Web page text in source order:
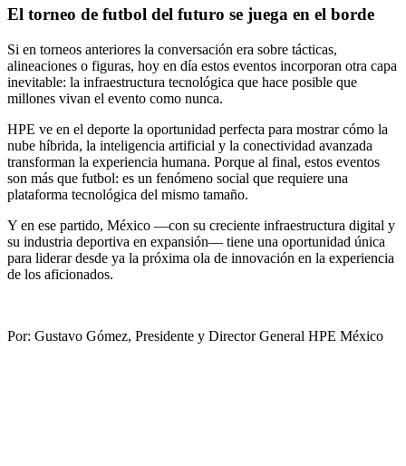
El torneo de futbol del futuro se juega en el borde
Si en torneos anteriores la conversación era sobre tácticas,
alineaciones o figuras, hoy en día estos eventos incorporan otra capa
inevitable: la infraestructura tecnológica que hace posible que
millones vivan el evento como nunca.
HPE ve en el deporte la oportunidad perfecta para mostrar cómo la
nube híbrida, la inteligencia artificial y la conectividad avanzada
transforman la experiencia humana. Porque al final, estos eventos
son más que futbol: es un fenómeno social que requiere una
plataforma tecnológica del mismo tamaño.
Y en ese partido, México —con su creciente infraestructura digital y
su industria deportiva en expansión— tiene una oportunidad única
para liderar desde ya la próxima ola de innovación en la experiencia
de los aficionados.
Por: Gustavo Gómez, Presidente y Director General HPE México